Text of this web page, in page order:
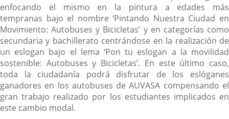
enfocando el mismo en la pintura a edades más
tempranas bajo el nombre ‘Pintando Nuestra Ciudad en
Movimiento: Autobuses y Bicicletas’ y en categorías como
secundaria y bachillerato centrándose en la realización de
un eslogan bajo el lema ‘Pon tu eslogan a la movilidad
sostenible: Autobuses y Bicicletas’. En este último caso,
toda la ciudadanía podrá disfrutar de los eslóganes
ganadores en los autobuses de AUVASA compensando el
gran trabajo realizado por los estudiantes implicados en
este cambio modal.